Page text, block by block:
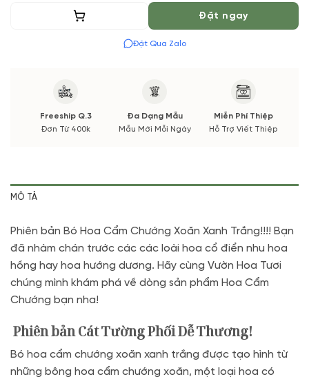
thông báo đến Quý khách hàng xác nhận trước khi cắm hay
Bó Hoa Cẩm Chướng Xoăn Xanh Trắng
Thêm vào giỏ Đặt ngay
Đặt Qua Zalo
Freeship Q.3
Đơn Từ 400k
Đa Dạng Mẫu
Mẫu Mới Mỗi Ngày
Miễn Phí Thiệp
Hỗ Trợ Viết Thiệp
MÔ TẢ
Phiên bản Bó Hoa Cẩm Chướng Xoăn Xanh Trắng!!!! Bạn
đã nhàm chán trước các các loài hoa cổ điển nhu hoa
hồng hay hoa hướng dương. Hãy cùng Vườn Hoa Tươi
chúng mình khám phá về dòng sản phẩm Hoa Cẩm
Chướng bạn nha!
Phiên bản Cát Tường Phối Dễ Thương!
Bó hoa cẩm chướng xoăn xanh trắng được tạo hình từ
những bông hoa cẩm chướng xoăn, một loại hoa có